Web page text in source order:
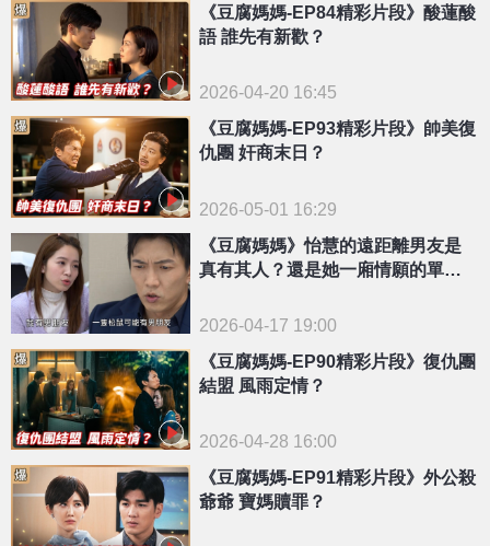
《豆腐媽媽-EP84精彩片段》酸蓮酸
語 誰先有新歡？
2026-04-20 16:45
《豆腐媽媽-EP93精彩片段》帥美復
仇團 奸商末日？
2026-05-01 16:29
《豆腐媽媽》怡慧的遠距離男友是
真有其人？還是她一廂情願的單
2026-04-17 19:00
《豆腐媽媽-EP90精彩片段》復仇團
結盟 風雨定情？
2026-04-28 16:00
《豆腐媽媽-EP91精彩片段》外公殺
爺爺 寶媽贖罪？